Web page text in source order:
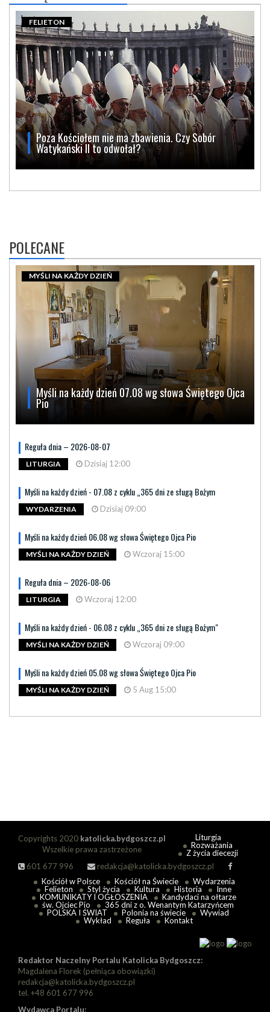
Poza Kościołem nie ma zbawienia. Czy Sobór
Watykański II to odwołał?
FELIETON
POLECANE
Myśli na każdy dzień 07.08 wg słowa Świętego Ojca
Pio
MYŚLI NA KAŻDY DZIEŃ
Reguła dnia – 2026-08-07
LITURGIA Dzisiaj 12:00
Myśli na każdy dzień - 07.08 z cyklu „365 dni ze sługą Bożym
WYDARZENIA Dzisiaj 09:00
Myśli na każdy dzień 06.08 wg słowa Świętego Ojca Pio
MYŚLI NA KAŻDY DZIEŃ Wczoraj 15:00
Reguła dnia – 2026-08-06
LITURGIA Wczoraj 12:00
Myśli na każdy dzień - 06.08 z cyklu „365 dni ze sługą Bożym"
MYŚLI NA KAŻDY DZIEŃ Wczoraj 09:00
Myśli na każdy dzień 05.08 wg słowa Świętego Ojca Pio
MYŚLI NA KAŻDY DZIEŃ 5 Aug 15:00
Copyrights 2020 katolicka.bydgoszcz.pl
Wszelkie prawa zastrzeżone
601 677 996
redakcja@katolicka.bydgoszcz.pl
Liturgia
Rozważania
Z życia diecezji
Kościół w Polsce Kościół na Świecie
Wydarzenia
Felieton
Styl życia Kultura Historia
Inne
KOMUNIKATY I OGŁOSZENIA
Kandydaci na ołtarze
św. Ojciec Pio
365 dni z o. Wenantym Katarzyńcem
POLSKA I ŚWIAT
Polonia na świecie
Wywiad
Wykład
Reguła Kontakt
Redaktor Naczelny Portalu Katolicka Bydgoszcz:
Magdalena Florek (pełniąca obowiązki)
redakcja@katolicka.bydgoszcz.pl
tel. +48 601 677 996
Wydawca Portalu: